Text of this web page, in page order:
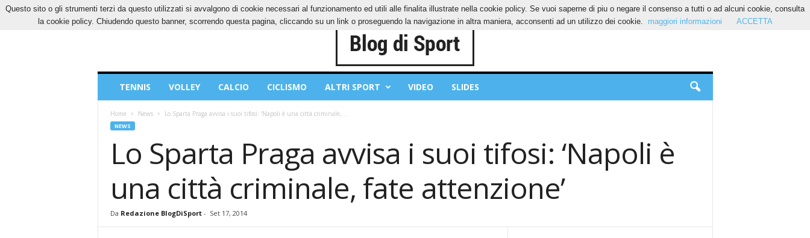
SABATO, 8 AGOSTO 2026 CONTATTI COOKIES PRIVACY POLICY
Sport
TENNIS VOLLEY CALCIO CICLISMO ALTRI SPORT VIDEO SLIDES
Home News Lo Sparta Praga avvisa i suoi tifosi: ‘Napoli è una città criminale,...
NEWS
Lo Sparta Praga avvisa i suoi tifosi: ‘Napoli è
una città criminale, fate attenzione’
Da Redazione BlogDiSport- Set 17, 2014
Questo sito o gli strumenti terzi da questo utilizzati si avvalgono di cookie necessari al funzionamento ed utili alle finalita illustrate nella cookie policy. Se vuoi saperne di piu o negare il consenso a tutti o ad alcuni cookie, consulta
la cookie policy. Chiudendo questo banner, scorrendo questa pagina, cliccando su un link o proseguendo la navigazione in altra maniera, acconsenti ad un utilizzo dei cookie.
maggiori informazioni ACCETTA